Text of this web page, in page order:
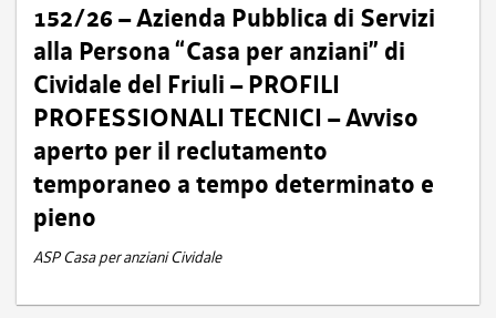
152/26 – Azienda Pubblica di Servizi
alla Persona “Casa per anziani” di
Cividale del Friuli – PROFILI
PROFESSIONALI TECNICI – Avviso
aperto per il reclutamento
temporaneo a tempo determinato e
pieno
ASP Casa per anziani Cividale